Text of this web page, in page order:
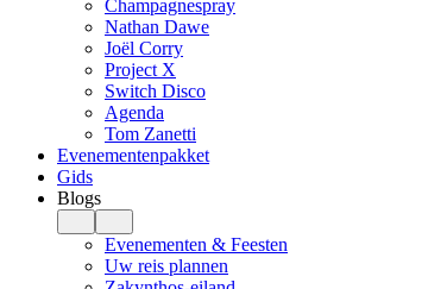
Champagnespray
Nathan Dawe
Joël Corry
Project X
Switch Disco
Agenda
Tom Zanetti
Evenementenpakket
Gids
Blogs
Evenementen & Feesten
Uw reis plannen